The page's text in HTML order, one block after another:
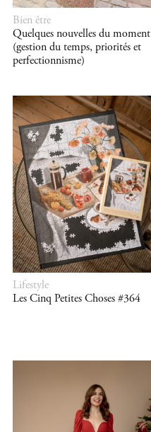
Bien être
Quelques nouvelles du moment
(gestion du temps, priorités et
perfectionnisme)
Lifestyle
Les Cinq Petites Choses #364